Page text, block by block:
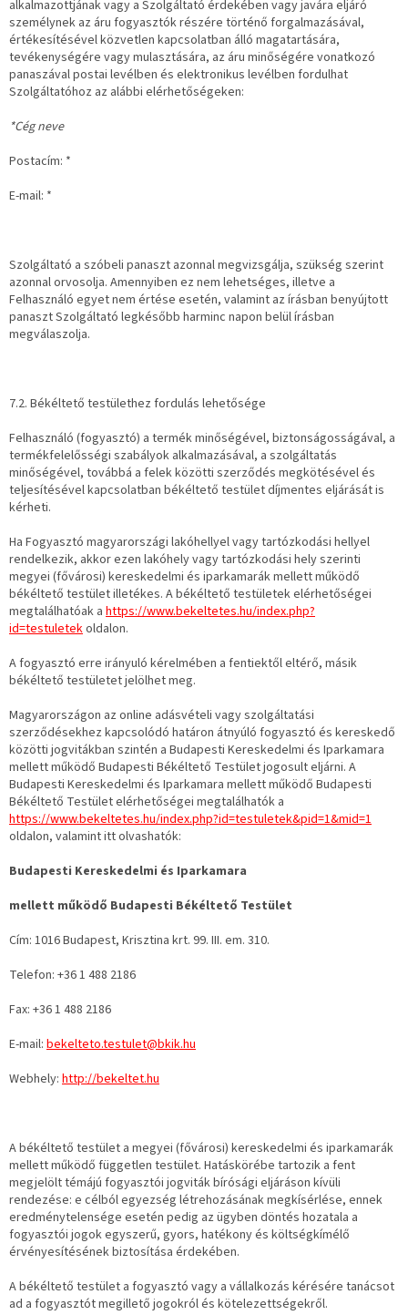
alkalmazottjának vagy a Szolgáltató érdekében vagy javára eljáró
személynek az áru fogyasztók részére történő forgalmazásával,
értékesítésével közvetlen kapcsolatban álló magatartására,
tevékenységére vagy mulasztására, az áru minőségére vonatkozó
panaszával postai levélben és elektronikus levélben fordulhat
Szolgáltatóhoz az alábbi elérhetőségeken:
*Cég neve
Postacím: *
E-mail: *
Szolgáltató a szóbeli panaszt azonnal megvizsgálja, szükség szerint
azonnal orvosolja. Amennyiben ez nem lehetséges, illetve a
Felhasználó egyet nem értése esetén, valamint az írásban benyújtott
panaszt Szolgáltató legkésőbb harminc napon belül írásban
megválaszolja.
7.2. Békéltető testülethez fordulás lehetősége
Felhasználó (fogyasztó) a termék minőségével, biztonságosságával, a
termékfelelősségi szabályok alkalmazásával, a szolgáltatás
minőségével, továbbá a felek közötti szerződés megkötésével és
teljesítésével kapcsolatban békéltető testület díjmentes eljárását is
kérheti.
Ha Fogyasztó magyarországi lakóhellyel vagy tartózkodási hellyel
rendelkezik, akkor ezen lakóhely vagy tartózkodási hely szerinti
megyei (fővárosi) kereskedelmi és iparkamarák mellett működő
békéltető testület illetékes. A békéltető testületek elérhetőségei
megtalálhatóak a https://www.bekeltetes.hu/index.php?
id=testuletekoldalon.
A fogyasztó erre irányuló kérelmében a fentiektől eltérő, másik
békéltető testületet jelölhet meg.
Magyarországon az online adásvételi vagy szolgáltatási
szerződésekhez kapcsolódó határon átnyúló fogyasztó és kereskedő
közötti jogvitákban szintén a Budapesti Kereskedelmi és Iparkamara
mellett működő Budapesti Békéltető Testület jogosult eljárni. A
Budapesti Kereskedelmi és Iparkamara mellett működő Budapesti
Békéltető Testület elérhetőségei megtalálhatók a
https://www.bekeltetes.hu/index.php?id=testuletek&pid=1&mid=1
oldalon, valamint itt olvashatók:
Budapesti Kereskedelmi és Iparkamara
mellett működő Budapesti Békéltető Testület
Cím: 1016 Budapest, Krisztina krt. 99. III. em. 310.
Telefon: +36 1 488 2186
Fax: +36 1 488 2186
E-mail: bekelteto.testulet@bkik.hu
Webhely: http://bekeltet.hu
A békéltető testület a megyei (fővárosi) kereskedelmi és iparkamarák
mellett működő független testület. Hatáskörébe tartozik a fent
megjelölt témájú fogyasztói jogviták bírósági eljáráson kívüli
rendezése: e célból egyezség létrehozásának megkísérlése, ennek
eredménytelensége esetén pedig az ügyben döntés hozatala a
fogyasztói jogok egyszerű, gyors, hatékony és költségkímélő
érvényesítésének biztosítása érdekében.
A békéltető testület a fogyasztó vagy a vállalkozás kérésére tanácsot
ad a fogyasztót megillető jogokról és kötelezettségekről.